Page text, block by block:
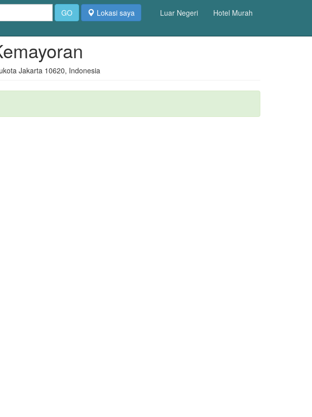
GO Lokasi saya Luar Negeri Hotel Murah
Jakarta 10620, Indonesia